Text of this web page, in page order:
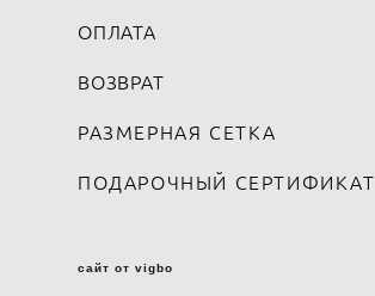
ОПЛАТА
ВОЗВРАТ
РАЗМЕРНАЯ СЕТКА
ПОДАРОЧНЫЙ СЕРТИФИКАТ
сайт от vigbo